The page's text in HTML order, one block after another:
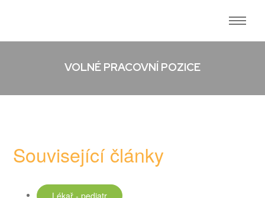
VOLNÉ PRACOVNÍ POZICE
Související články
Lékař - pediatr